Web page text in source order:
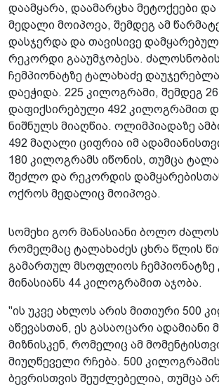
დაამყარა, დაამარცხა მეტოქეები
მედალი მოიპოვა, შემდეგ ამ
დასჯერდა და თავისივე
რეკორდი გააუმჯობესა.
ჩემპიონატზე ტალახაძე
დაეჭიდა. 225 კილოგრამი, შემდეგ
დაფიქსირებული 492 კილოგრამით
ნიშნულს მიაღწია. ოლიმპიადაზე
492 მაღალი ციფრია იმ
180 კილოგრამს იწონის, თუმცა
შეძლო და რეკორდის
ოქროს მედალიც მოიპოვა.
სომეხი გორ მანასიანი ბოლო
რომელმაც ტალახაძეს ცხრა წლის
გამართულ მსოფლიოს ჩემპიონატზე
მინასიანს 44 კილოგრამით აჯობა.
"ის უკვე ახლოს არის მითიური 500
აწევასთან, ეს გასაოცარი ადამიანი
მიზნისკენ, რომელიც ამ
მიუღწეველი რჩება. 500 კილოგრამის
ბევრისთვის შეუძლებელია, თუმცა